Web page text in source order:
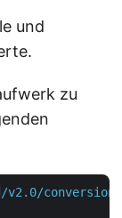
und
zu
conversion"